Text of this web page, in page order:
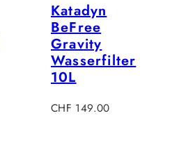
Katadyn
BeFree
Gravity
Wasserfilter
10L
Regulärer
CHF 149.00